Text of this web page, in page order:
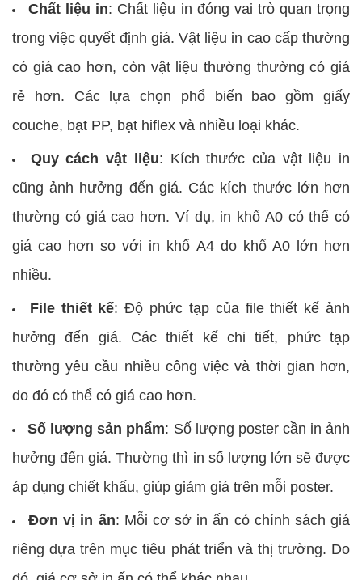
Chất liệu in: Chất liệu in đóng vai trò quan trọng
trong việc quyết định giá. Vật liệu in cao cấp thường
có giá cao hơn, còn vật liệu thường thường có giá
rẻ hơn. Các lựa chọn phổ biến bao gồm giấy
couche, bạt PP, bạt hiflex và nhiều loại khác.
Quy cách vật liệu: Kích thước của vật liệu in
cũng ảnh hưởng đến giá. Các kích thước lớn hơn
thường có giá cao hơn. Ví dụ, in khổ A0 có thể có
giá cao hơn so với in khổ A4 do khổ A0 lớn hơn
nhiều.
File thiết kế: Độ phức tạp của file thiết kế ảnh
hưởng đến giá. Các thiết kế chi tiết, phức tạp
thường yêu cầu nhiều công việc và thời gian hơn,
do đó có thể có giá cao hơn.
Số lượng sản phẩm: Số lượng poster cần in ảnh
hưởng đến giá. Thường thì in số lượng lớn sẽ được
áp dụng chiết khấu, giúp giảm giá trên mỗi poster.
Đơn vị in ấn: Mỗi cơ sở in ấn có chính sách giá
riêng dựa trên mục tiêu phát triển và thị trường. Do